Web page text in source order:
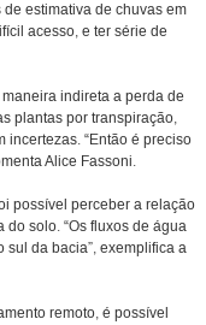
estimativa de chuvas em
acesso, e ter série de
indireta a perda de
plantas por transpiração,
incertezas. “Então é preciso
Alice Fassoni.
possível perceber a relação
solo. “Os fluxos de água
da bacia”, exemplifica a
remoto, é possível